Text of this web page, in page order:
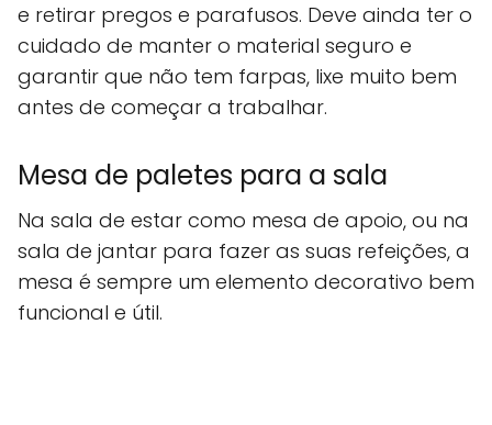
e retirar pregos e parafusos. Deve ainda ter o
cuidado de manter o material seguro e
garantir que não tem farpas, lixe muito bem
antes de começar a trabalhar.
Mesa de paletes para a sala
Na sala de estar como mesa de apoio, ou na
sala de jantar para fazer as suas refeições, a
mesa é sempre um elemento decorativo bem
funcional e útil.